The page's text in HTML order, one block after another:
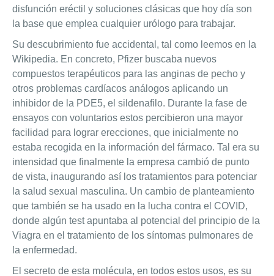
disfunción eréctil y soluciones clásicas que hoy día son
la base que emplea cualquier urólogo para trabajar.
Su descubrimiento fue accidental, tal como leemos en la
Wikipedia. En concreto, Pfizer buscaba nuevos
compuestos terapéuticos para las anginas de pecho y
otros problemas cardíacos análogos aplicando un
inhibidor de la PDE5, el sildenafilo. Durante la fase de
ensayos con voluntarios estos percibieron una mayor
facilidad para lograr erecciones, que inicialmente no
estaba recogida en la información del fármaco. Tal era su
intensidad que finalmente la empresa cambió de punto
de vista, inaugurando así los tratamientos para potenciar
la salud sexual masculina. Un cambio de planteamiento
que también se ha usado en la lucha contra el COVID,
donde algún test apuntaba al potencial del principio de la
Viagra en el tratamiento de los síntomas pulmonares de
la enfermedad.
El secreto de esta molécula, en todos estos usos, es su